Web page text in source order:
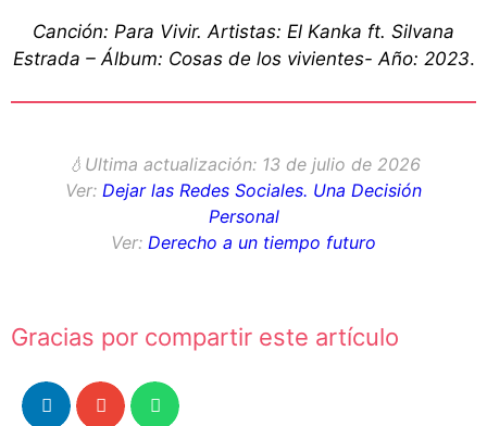
Canción: Para Vivir. Artistas: El Kanka ft. Silvana
Estrada – Álbum: Cosas de los vivientes- Año: 2023.
💧 Ultima actualización: 13 de julio de 2026
Ver: Dejar las Redes Sociales. Una Decisión
Personal
Ver: Derecho a un tiempo futuro
Gracias por compartir este artículo